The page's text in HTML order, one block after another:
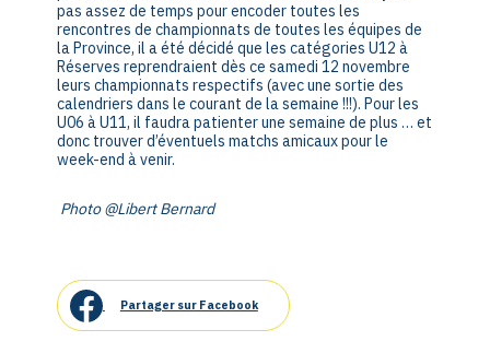
pas assez de temps pour encoder toutes les
rencontres de championnats de toutes les équipes de
la Province, il a été décidé que les catégories U12 à
Réserves reprendraient dès ce samedi 12 novembre
leurs championnats respectifs (avec une sortie des
calendriers dans le courant de la semaine !!!). Pour les
U06 à U11, il faudra patienter une semaine de plus … et
donc trouver d’éventuels matchs amicaux pour le
week-end à venir.
Photo @Libert Bernard
Partager sur Facebook